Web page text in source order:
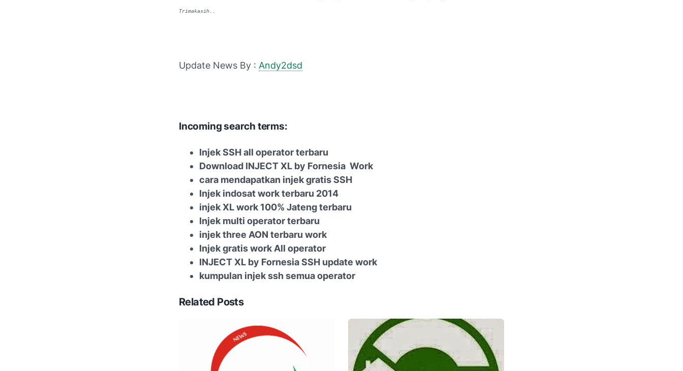
Trimakasih..
Update News By : Andy2dsd
Incoming search terms:
Injek SSH all operator terbaru
Download INJECT XL by Fornesia Work
cara mendapatkan injek gratis SSH
Injek indosat work terbaru 2014
injek XL work 100% Jateng terbaru
Injek multi operator terbaru
injek three AON terbaru work
Injek gratis work All operator
INJECT XL by Fornesia SSH update work
kumpulan injek ssh semua operator
Related Posts